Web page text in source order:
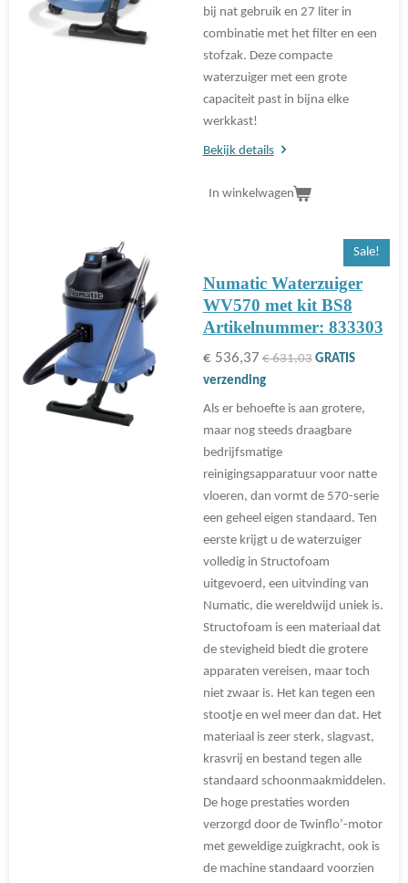
bij nat gebruik en 27 liter in
combinatie met het filter en een
stofzak. Deze compacte
waterzuiger met een grote
capaciteit past in bijna elke
werkkast!
Bekijk details
In winkelwagen
Sale!
Numatic Waterzuiger
WV570 met kit BS8
Artikelnummer: 833303
€ 536,37 € 631,03 GRATIS
verzending
Als er behoefte is aan grotere,
maar nog steeds draagbare
bedrijfsmatige
reinigingsapparatuur voor natte
vloeren, dan vormt de 570-serie
een geheel eigen standaard. Ten
eerste krijgt u de waterzuiger
volledig in Structofoam
uitgevoerd, een uitvinding van
Numatic, die wereldwijd uniek is.
Structofoam is een materiaal dat
de stevigheid biedt die grotere
apparaten vereisen, maar toch
niet zwaar is. Het kan tegen een
stootje en wel meer dan dat. Het
materiaal is zeer sterk, slagvast,
krasvrij en bestand tegen alle
standaard schoonmaakmiddelen.
De hoge prestaties worden
verzorgd door de Twinflo’-motor
met geweldige zuigkracht, ook is
de machine standaard voorzien